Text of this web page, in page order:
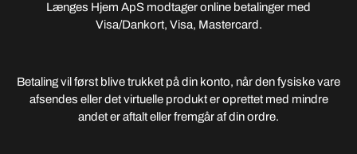
Længes Hjem ApS modtager online betalinger med
Visa/Dankort, Visa, Mastercard.
Betaling vil først blive trukket på din konto, når den fysiske vare
afsendes eller det virtuelle produkt er oprettet med mindre
andet er aftalt eller fremgår af din ordre.